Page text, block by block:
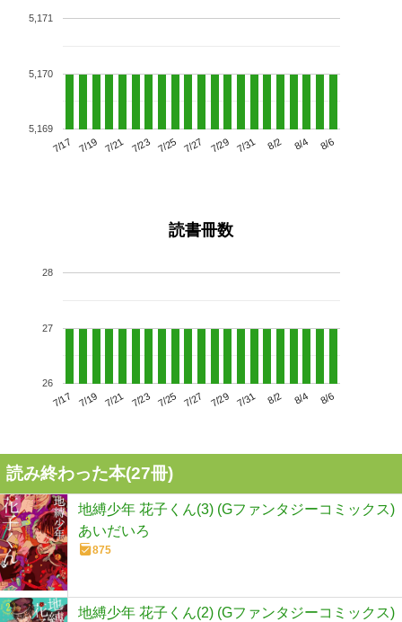
7/17 7/19 7/21 7/23 7/25 7/27 7/29 7/31 8/2 8/4 8/6
5,169
5,170
5,171
読書冊数
7/17 7/19 7/21 7/23 7/25 7/27 7/29 7/31 8/2 8/4 8/6
26
27
28
読み終わった本(27冊)
地縛少年 花子くん(3) (Gファンタジーコミックス)
あいだいろ
875
地縛少年 花子くん(2) (Gファンタジーコミックス)